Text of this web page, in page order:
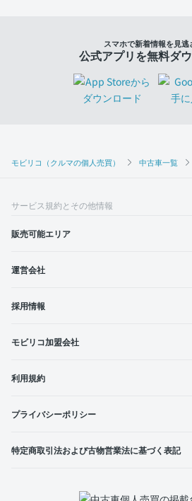
モビリコ（クルマの個人売買） 中古車一覧
スマホで新着情報を見逃
公式アプリを無料ダ
サービス規約とその他情報
販売可能エリア
運営会社
採用情報
モビリコ加盟会社
利用規約
プライバシーポリシー
特定商取引法および古物営業法に基づく表記